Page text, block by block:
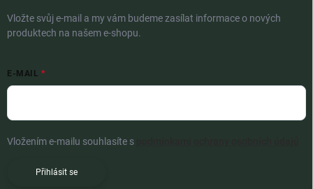
Vložte svůj e-mail a my vám budeme zasílat informace o nových
produktech na našem e-shopu.
E-MAIL
Vložením e-mailu souhlasíte s
Přihlásit se